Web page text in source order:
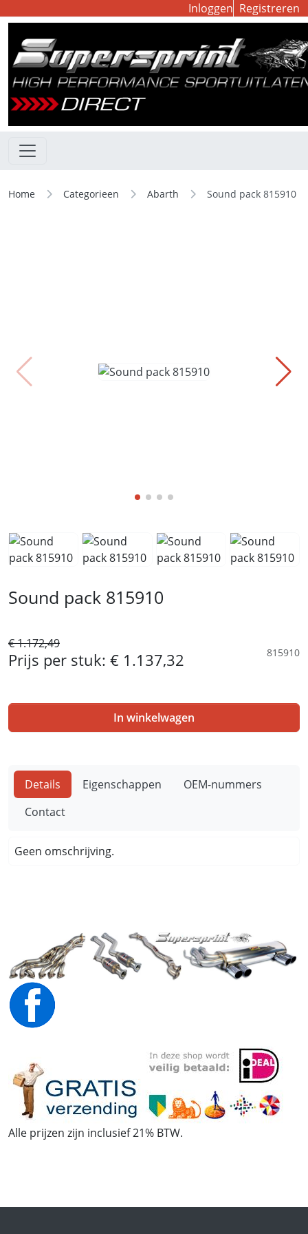
Inloggen Registreren
Home Categorieen Abarth Sound pack 815910
Sound pack 815910
€ 1.172,49
Prijs per stuk: € 1.137,32 815910
In winkelwagen
Details Eigenschappen
OEM-nummers
Contact
Geen omschrijving.
Alle prijzen zijn inclusief 21% BTW.